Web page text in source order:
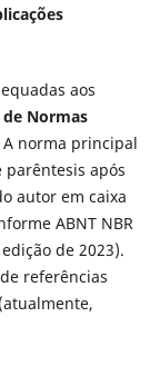
aos
de Normas
A norma principal
após
autor em caixa
ABNT NBR
de 2023).
referências